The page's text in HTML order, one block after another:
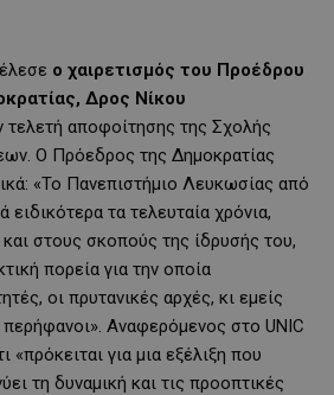
ο χαιρετισμός του Προέδρου
Δρος Νίκου
τελετή αποφοίτησης της Σχολής
Ο Πρόεδρος της Δημοκρατίας
«Το Πανεπιστήμιο Λευκωσίας από
ειδικότερα τα τελευταία χρόνια,
στους σκοπούς της ίδρυσής του,
πορεία για την οποία
οι πρυτανικές αρχές, κι εμείς
Αναφερόμενος στο UNIC
για μια εξέλιξη που
τη δυναμική και τις προοπτικές